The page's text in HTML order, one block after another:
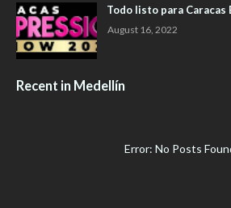
Todo listo para Caracas
August 16, 2022
Recent in Medellín
Error: No Posts